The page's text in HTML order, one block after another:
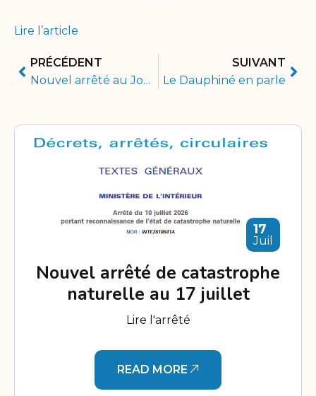
Lire l’article
PRÉCÉDENT
Nouvel arrêté au Journal officiel
SUIVANT
Le Dauphiné en parle
17
Juil
Nouvel arrêté de catastrophe
naturelle au 17 juillet
Lire l'arrêté
READ MORE